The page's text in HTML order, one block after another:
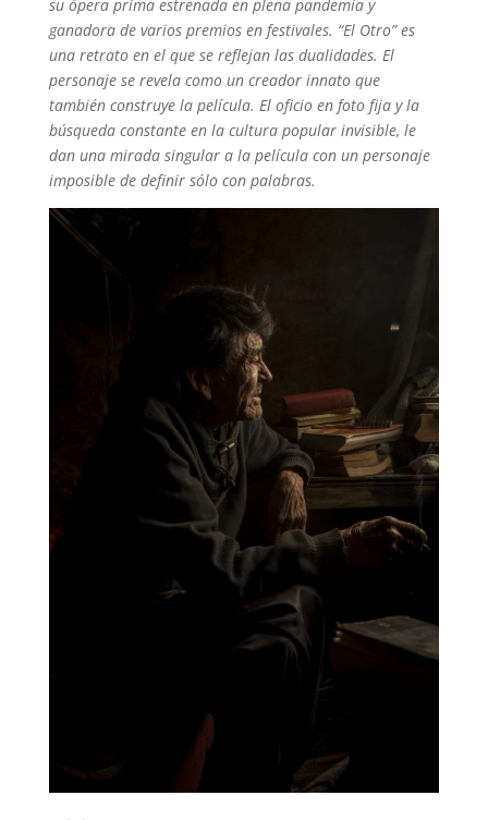
su ópera prima estrenada en plena pandemia y
ganadora de varios premios en festivales. “El Otro” es
una retrato en el que se reflejan las dualidades. El
personaje se revela como un creador innato que
también construye la película. El oficio en foto fija y la
búsqueda constante en la cultura popular invisible, le
dan una mirada singular a la película con un personaje
imposible de definir sólo con palabras.